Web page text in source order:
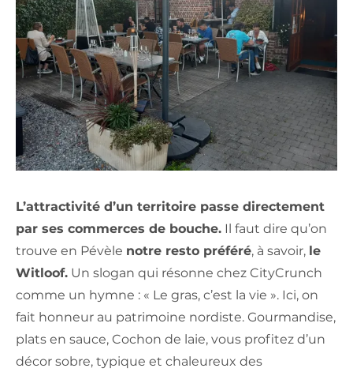
L’attractivité d’un territoire passe directement
par ses commerces de bouche. Il faut dire qu’on
trouve en Pévèle notre resto préféré, à savoir, le
Witloof. Un slogan qui résonne chez CityCrunch
comme un hymne : « Le gras, c’est la vie ». Ici, on
fait honneur au patrimoine nordiste. Gourmandise,
plats en sauce, Cochon de laie, vous profitez d’un
décor sobre, typique et chaleureux des